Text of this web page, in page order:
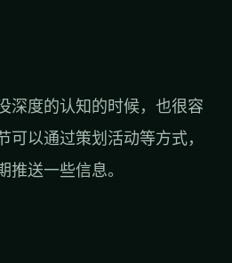
深度的认知的时候，也很容
以通过策划活动等方式，
送一些信息。